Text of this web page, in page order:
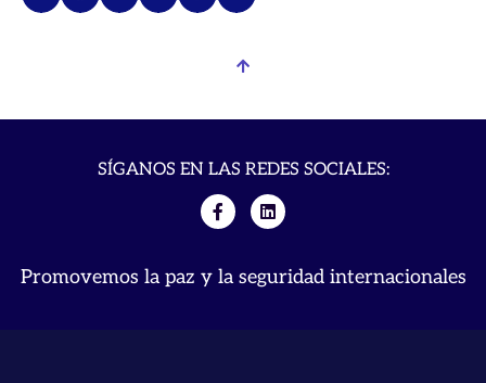
SÍGANOS EN LAS REDES SOCIALES:
Promovemos la paz y la seguridad internacionales